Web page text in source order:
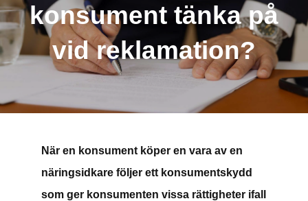
FRÅGOR & SVAR
OM OSS
KONTAKT
konsument tänka på
vid reklamation?
När en konsument köper en vara av en
näringsidkare följer ett konsumentskydd
som ger konsumenten vissa rättigheter ifall